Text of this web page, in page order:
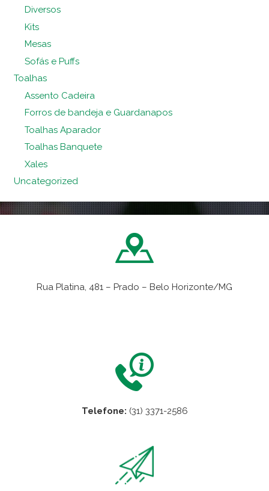
Diversos
Kits
Mesas
Sofás e Puffs
Toalhas
Assento Cadeira
Forros de bandeja e Guardanapos
Toalhas Aparador
Toalhas Banquete
Xales
Uncategorized
Rua Platina, 481 – Prado – Belo Horizonte/MG
Telefone: (31) 3371-2586